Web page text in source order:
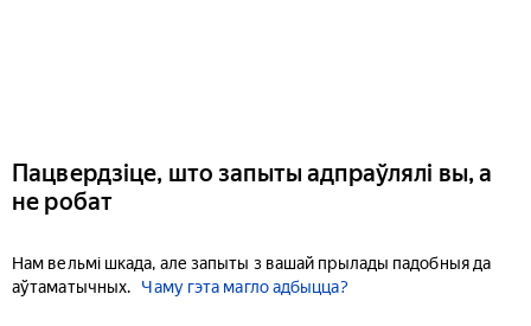
Пацвердзіце, што запыты адпраўлялі вы, а
не робат
Нам вельмі шкада, але запыты з вашай прылады падобныя да
аўтаматычных.
Чаму гэта магло адбыцца?